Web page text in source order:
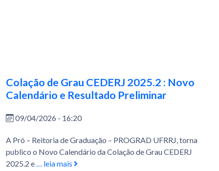
Colação de Grau CEDERJ 2025.2 : Novo
Calendário e Resultado Preliminar
09/04/2026 - 16:20
A Pró – Reitoria de Graduação – PROGRAD UFRRJ, torna
publico o Novo Calendário da Colação de Grau CEDERJ
2025.2 e… leia mais